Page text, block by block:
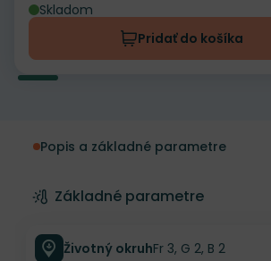
Skladom
Pridať do košíka
Popis a základné parametre
Základné parametre
Životný okruhFr 3, G 2, B 2